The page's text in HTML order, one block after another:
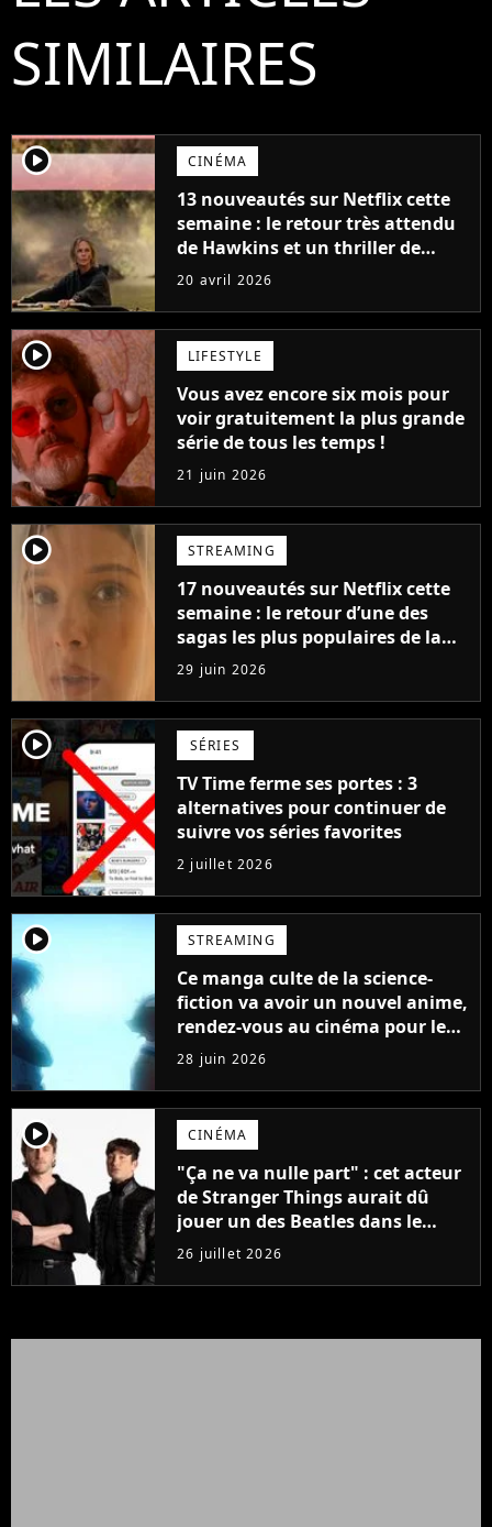
SIMILAIRES
player2 CINÉMA
13 nouveautés sur Netflix cette
semaine : le retour très attendu
de Hawkins et un thriller de
survie avec Charlize Theron
20 avril 2026
player2 LIFESTYLE
Vous avez encore six mois pour
voir gratuitement la plus grande
série de tous les temps !
21 juin 2026
player2 STREAMING
17 nouveautés sur Netflix cette
semaine : le retour d’une des
sagas les plus populaires de la
plateforme et un nouveau
contenu interactif
29 juin 2026
player2 SÉRIES
TV Time ferme ses portes : 3
alternatives pour continuer de
suivre vos séries favorites
2 juillet 2026
player2 STREAMING
Ce manga culte de la science-
fiction va avoir un nouvel anime,
rendez-vous au cinéma pour le
voir avant tout le monde
28 juin 2026
player2 CINÉMA
"Ça ne va nulle part" : cet acteur
de Stranger Things aurait dû
jouer un des Beatles dans le
biopic, mais il a été recalé
26 juillet 2026